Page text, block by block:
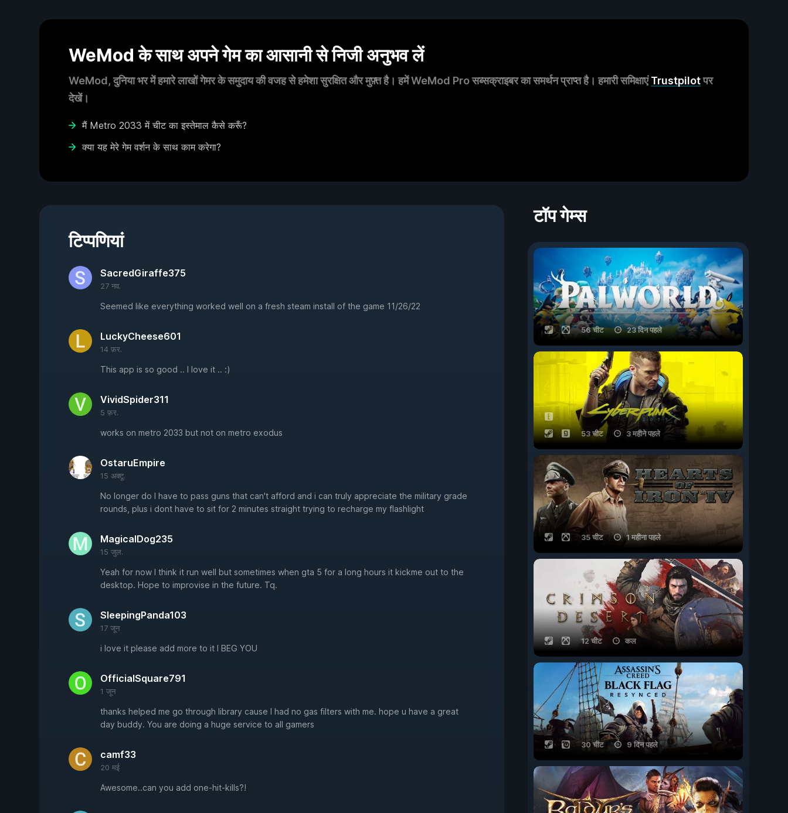
WeMod के साथ अपने गेम का आसानी से निजी अनुभव लें
WeMod, दुनिया भर में हमारे लाखों गेमर के समुदाय की वजह से हमेशा सुरक्षित और मुफ़्त है। हमें WeMod Pro सब्सक्राइबर का समर्थन प्राप्त है। हमारी समिक्षाएंTrustpilotपर
देखें।
मैं Metro 2033 में चीट का इस्तेमाल कैसे करूँ?
क्या यह मेरे गेम वर्शन के साथ काम करेगा?
टिप्पणियां
SacredGiraffe375
27 नव.
Seemed like everything worked well on a fresh steam install of the game 11/26/22
LuckyCheese601
14 फ़र.
This app is so good .. I love it .. :)
VividSpider311
5 फ़र.
works on metro 2033 but not on metro exodus
OstaruEmpire
15 अक्टू.
No longer do I have to pass guns that can't afford and i can truly appreciate the military grade
rounds, plus i dont have to sit for 2 minutes straight trying to recharge my flashlight
MagicalDog235
15 जुल.
Yeah for now I think it run well but sometimes when gta 5 for a long hours it kickme out to the
desktop. Hope to improvise in the future. Tq.
SleepingPanda103
17 जून
i love it please add more to it I BEG YOU
OfficialSquare791
1 जून
thanks helped me go through library cause I had no gas filters with me. hope u have a great
day buddy. You are doing a huge service to all gamers
camf33
20 मई
Awesome..can you add one-hit-kills?!
टॉप गेम्स
56 चीट 23 दिन पहले
53 चीट 3 महीने पहले
35 चीट 1 महीना पहले
12 चीट कल
30 चीट 9 दिन पहले